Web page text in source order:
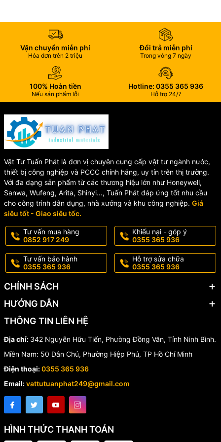
Hệ thống xử lý nước sạch, nước thải
Hệ thống dẫn hóa chất
Nhà máy sản xuất công nghiệp
Hệ thống hồ bơi, nuôi trồng thủy sản
Hệ thống tưới tiêu và cấp nước dân dụng
Vận chuyển miễn phí
Hóa đơn trên 2 triệu
Đổi trả miễn phí
Trong vòng 7 ngày
100% Hoàn tiền
Nếu sản phẩm lỗi
Hotline: 0355 365 936
Hỗ trợ 24/7
Vật Tư Tuấn Phát là đơn vị chuyên cung cấp vật tư ngành nước,
thiết bị công nghiệp và PCCC chính hãng, uy tín trên thị trường.
Với đa dạng sản phẩm từ các thương hiệu lớn như Honeywell,
Sanwa, Wufeng, Arita, Shinyi…, Tuấn Phát đáp ứng tốt nhu cầu
cho công trình dân dụng, nhà xưởng và khu công nghiệp. Giá
siêu tốt - Giao siêu tốc.
Tư vấn mua hàng
0852 917 249
Khiếu nại - góp ý
0355 365 936
Tư vấn bảo hành
0355 365 936
Hỗ trợ sửa chữa
0355 365 936
CHÍNH SÁCH
HƯỚNG DẪN
THÔNG TIN LIÊN HỆ
Địa chỉ: 342 Nguyễn Hữu Tiến, Phường Đồng Văn, Tỉnh Ninh Bình.
Miền Nam: 50 Dân Chủ, Phường Hiệp Phú, TP Hồ Chí Minh
Điện thoại:0355 365 936
Email:vattutuanphat249@gmail.com
HÌNH THỨC THANH TOÁN